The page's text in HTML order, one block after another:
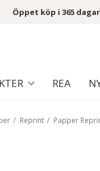
Öppet köp i 365
REA
/ Reprint / Papper